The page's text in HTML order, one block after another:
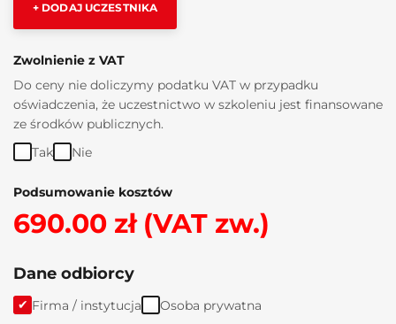
+ DODAJ UCZESTNIKA
Zwolnienie z VAT
Do ceny nie doliczymy podatku VAT w przypadku
oświadczenia, że uczestnictwo w szkoleniu jest finansowane
ze środków publicznych.
Tak
Nie
Podsumowanie kosztów
690.00 zł (VAT zw.)
Dane odbiorcy
Firma / instytucja Osoba prywatna